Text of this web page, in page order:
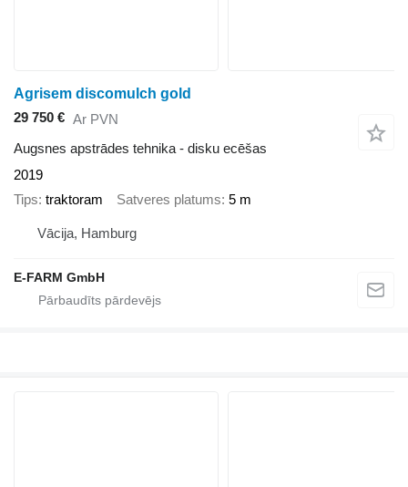
Agrisem discomulch gold
29 750 € Ar PVN
Augsnes apstrādes tehnika - disku ecēšas
2019
Tips traktoram Satveres platums 5 m
Vācija, Hamburg
E-FARM GmbH